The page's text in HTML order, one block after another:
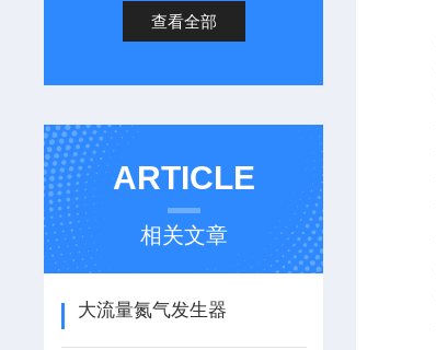
查看全部
ARTICLE
相关文章
大流量氮气发生器